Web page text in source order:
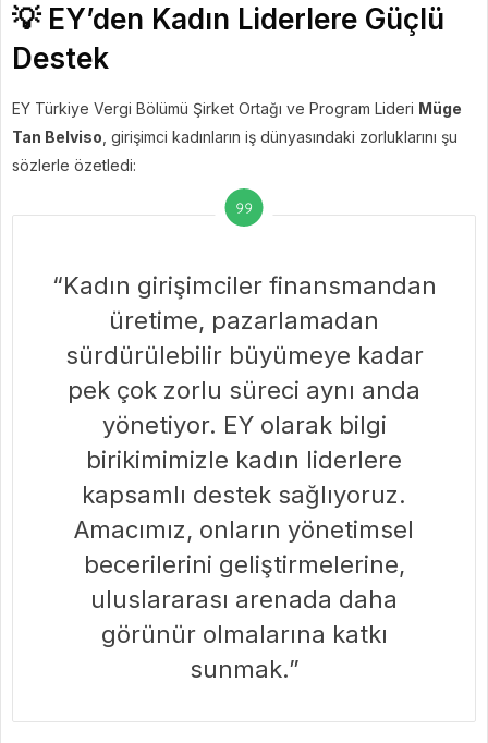
💡 EY’den Kadın Liderlere Güçlü
Destek
EY Türkiye Vergi Bölümü Şirket Ortağı ve Program Lideri Müge
Tan Belviso , girişimci kadınların iş dünyasındaki zorluklarını şu
sözlerle özetledi:
“Kadın girişimciler finansmandan
üretime, pazarlamadan
sürdürülebilir büyümeye kadar
pek çok zorlu süreci aynı anda
yönetiyor. EY olarak bilgi
birikimimizle kadın liderlere
kapsamlı destek sağlıyoruz.
Amacımız, onların yönetimsel
becerilerini geliştirmelerine,
uluslararası arenada daha
görünür olmalarına katkı
sunmak.”